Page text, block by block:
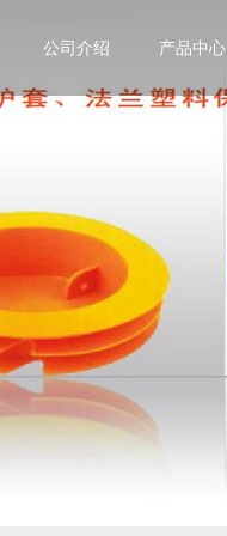
公司介绍 产品中心